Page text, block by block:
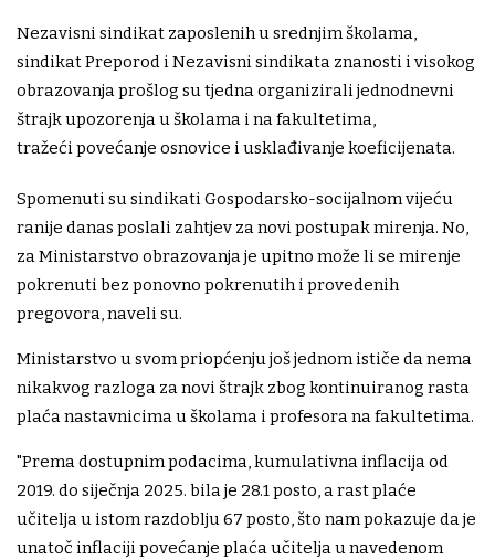
Nezavisni sindikat zaposlenih u srednjim školama,
sindikat Preporod i Nezavisni sindikata znanosti i visokog
obrazovanja prošlog su tjedna organizirali jednodnevni
štrajk upozorenja u školama i na fakultetima,
tražeći povećanje osnovice i usklađivanje koeficijenata.
Spomenuti su sindikati Gospodarsko-socijalnom vijeću
ranije danas poslali zahtjev za novi postupak mirenja. No,
za Ministarstvo obrazovanja je upitno može li se mirenje
pokrenuti bez ponovno pokrenutih i provedenih
pregovora, naveli su.
Ministarstvo u svom priopćenju još jednom ističe da nema
nikakvog razloga za novi štrajk zbog kontinuiranog rasta
plaća nastavnicima u školama i profesora na fakultetima.
"Prema dostupnim podacima, kumulativna inflacija od
2019. do siječnja 2025. bila je 28.1 posto, a rast plaće
učitelja u istom razdoblju 67 posto, što nam pokazuje da je
unatoč inflaciji povećanje plaća učitelja u navedenom